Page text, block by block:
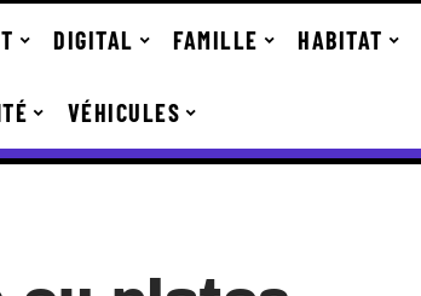
DIGITAL FAMILLE HABITAT
VÉHICULES